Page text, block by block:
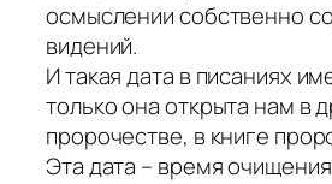
осмыслении собственно
видений.
И такая дата в писаниях
только она открыта нам в
пророчестве, в книге
Эта дата – время